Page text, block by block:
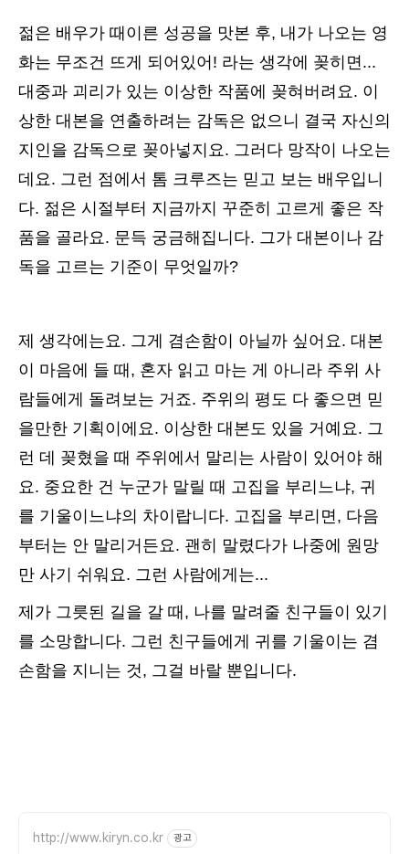
젊은 배우가 때이른 성공을 맛본 후, 내가 나오는 영
화는 무조건 뜨게 되어있어! 라는 생각에 꽂히면...
대중과 괴리가 있는 이상한 작품에 꽂혀버려요. 이
상한 대본을 연출하려는 감독은 없으니 결국 자신의
지인을 감독으로 꽂아넣지요. 그러다 망작이 나오는
데요. 그런 점에서 톰 크루즈는 믿고 보는 배우입니
다. 젊은 시절부터 지금까지 꾸준히 고르게 좋은 작
품을 골라요. 문득 궁금해집니다. 그가 대본이나 감
독을 고르는 기준이 무엇일까?
제 생각에는요. 그게 겸손함이 아닐까 싶어요. 대본
이 마음에 들 때, 혼자 읽고 마는 게 아니라 주위 사
람들에게 돌려보는 거죠. 주위의 평도 다 좋으면 믿
을만한 기획이에요. 이상한 대본도 있을 거예요. 그
런 데 꽂혔을 때 주위에서 말리는 사람이 있어야 해
요. 중요한 건 누군가 말릴 때 고집을 부리느냐, 귀
를 기울이느냐의 차이랍니다. 고집을 부리면, 다음
부터는 안 말리거든요. 괜히 말렸다가 나중에 원망
만 사기 쉬워요. 그런 사람에게는...
제가 그릇된 길을 갈 때, 나를 말려줄 친구들이 있기
를 소망합니다. 그런 친구들에게 귀를 기울이는 겸
손함을 지니는 것, 그걸 바랄 뿐입니다.
http://www.kiryn.co.kr 광고